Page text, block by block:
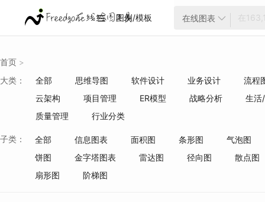
 图例/模板 在线图表 
首页 >
大类： 全部 思维导图 软件设计 业务设计
流程
云架构
项目管理 ER模型 战略分析
生活
质量管理
行业分类
子类： 全部 信息图表 面积图 条形图
气泡图
饼图
金字塔图表 雷达图 径向图
散点图
扇形图
阶梯图